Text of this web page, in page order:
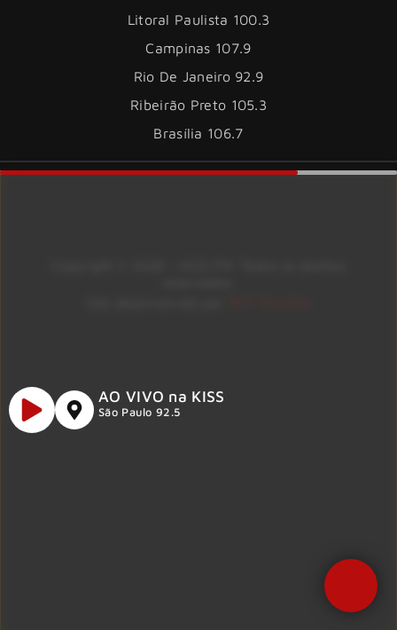
Litoral Paulista 100.3
Campinas 107.9
Rio De Janeiro 92.9
Ribeirão Preto 105.3
Brasília 106.7
AO VIVO na KISS
São Paulo 92.5